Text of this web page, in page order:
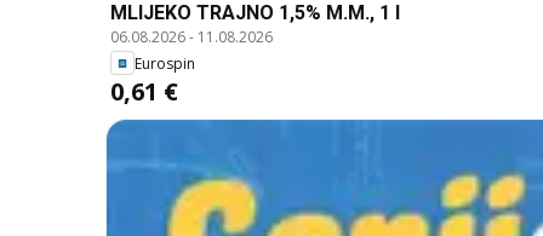
MLIJEKO TRAJNO 1,5% M.M., 1 l
06.08.2026- 11.08.2026
Eurospin
0,61 €